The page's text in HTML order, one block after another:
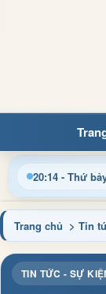
20:14 - Thứ
thông tin điều
Trang chủ > Tin
TIN TỨC - SỰ